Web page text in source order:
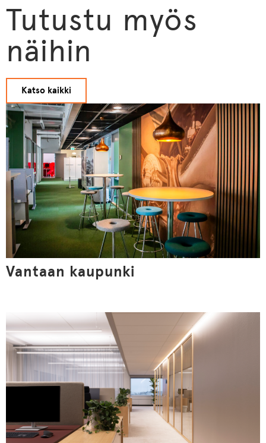
Tutustu myös
näihin
Katso kaikki
Vantaan kaupunki